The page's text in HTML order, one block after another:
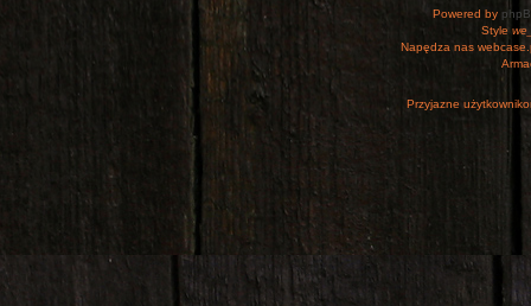
Powered by
Style
Napędza nas
Przyjazne